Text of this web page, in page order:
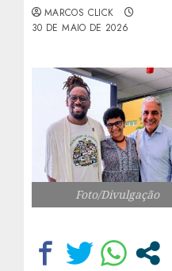
MARCOS CLICK
30 DE MAIO DE 2026
Foto/Divulgação